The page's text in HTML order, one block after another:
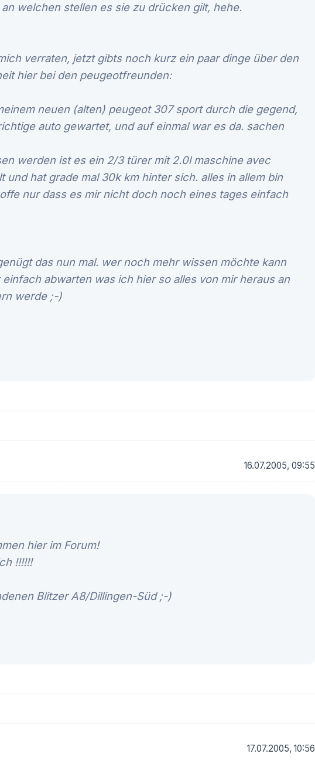
welchen stellen es sie zu drücken gilt, hehe.
verraten, jetzt gibts noch kurz ein paar dinge über den
hier bei den peugeotfreunden:
neuen (alten) peugeot 307 sport durch die gegend,
auto gewartet, und auf einmal war es da. sachen
werden ist es ein 2/3 türer mit 2.0l maschine avec
und hat grade mal 30k km hinter sich. alles in allem bin
nur dass es mir nicht doch noch eines tages einfach
das nun mal. wer noch mehr wissen möchte kann
abwarten was ich hier so alles von mir heraus an
werde ;-)
16.07.2005, 09:55
hier im Forum!
!!!!!!
Blitzer A8/Dillingen-Süd ;-)
17.07.2005, 10:56